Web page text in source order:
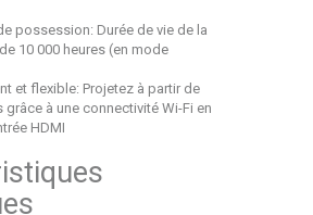
possession: Durée de vie de la
10 000 heures (en mode
et flexible: Projetez à partir de
à une connectivité Wi-Fi en
HDMI